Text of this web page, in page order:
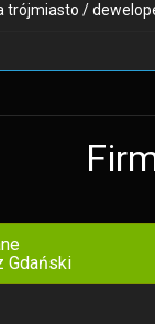
trójmiasto /
Gdański